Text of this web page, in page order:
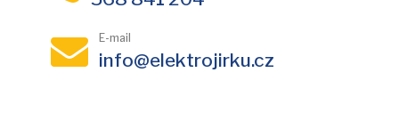
E-mail
info@elektrojirku.cz